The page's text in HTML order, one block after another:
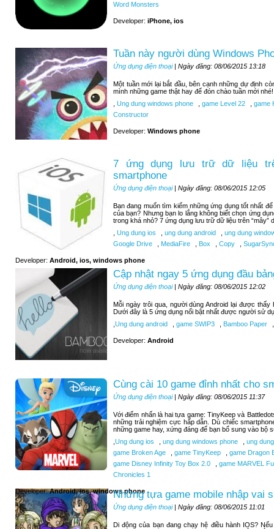
Word Monsters
Developer: iPhone, ios
Tuần này người dùng Windows
Ứng dụng điện thoại| Ngày đăng: 08/06/2015 13:18
Một tuần mới lại bắt đầu, bên cạnh những dự định
mình những game thật hay để đón chào tuần mới nhé!
Ung dung windows phone game Level 22
game
Constructor
Developer: Windows phone
7 ứng dụng lưu trữ dữ liệu
smartphone
Ứng dụng điện thoại| Ngày đăng: 08/06/2015 12:05
Bạn đang muốn tìm kiếm những ứng dụng tốt nhất
của bạn? Nhưng bạn lo lắng không biết chọn ứng
trong khá nhỏ? 7 ứng dụng lưu trữ dữ liệu trên “mây”
Ung dung ios ung dung android
ung dung
Google Drive
MediaFire Box Copy
Developer: Android, ios, windows phone
Cập nhật ngay 5 ứng dụng đầu
Ứng dụng điện thoại| Ngày đăng: 08/06/2015 12:02
Mỗi ngày trôi qua, người dùng Android lại được
Dưới đây là 5 ứng dụng nổi bật nhất được người sử
Ung dung android game SWIP3 Bamboo Paper
Developer: Android
Cùng cài 10 game đỉnh nhất cho
Ứng dụng điện thoại| Ngày đăng: 08/06/2015 11:37
Với điểm nhấn là hai tựa game: TinyKeep và
những trải nghiệm cực hấp dẫn. Dù chiếc
những game hay, xứng đáng để bạn bổ sung vào bộ
Ung dung ios ung dung windows phone
ung
game Broken Age
game TinyKeep
game Dragon
game Disney Infinity Toy Box 2.0
game MARVEL
Chronicles 1
Developer:Android, ios, windows phoneNhững tựa game mobile nhập vai
Ứng dụng điện thoại| Ngày đăng: 08/06/2015 11:01
Di động của bạn đang chạy hệ điều hành IOS?